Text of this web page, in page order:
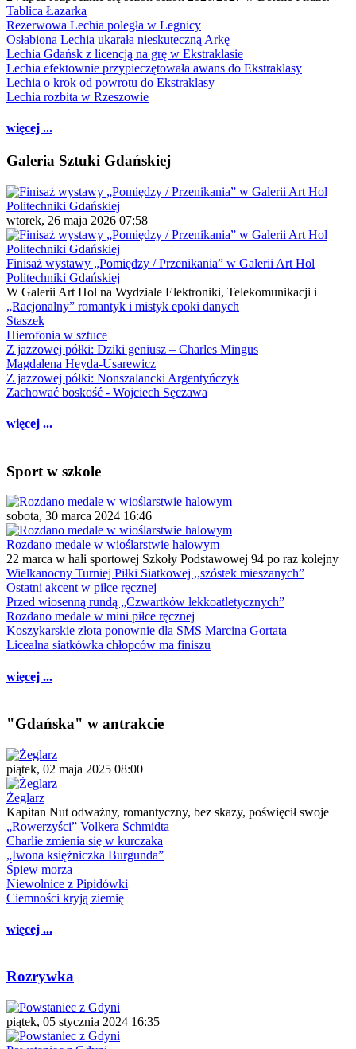
Tablica Łazarka
Rezerwowa Lechia poległa w Legnicy
Osłabiona Lechia ukarała nieskuteczną Arkę
Lechia Gdańsk z licencją na grę w Ekstraklasie
Lechia efektownie przypieczętowała awans do Ekstraklasy
Lechia o krok od powrotu do Ekstraklasy
Lechia rozbita w Rzeszowie
więcej ...
Galeria Sztuki Gdańskiej
wtorek, 26 maja 2026 07:58
Finisaż wystawy „Pomiędzy / Przenikania” w Galerii Art Hol
Politechniki Gdańskiej
W Galerii Art Hol na Wydziale Elektroniki, Telekomunikacji i
„Racjonalny” romantyk i mistyk epoki danych
Staszek
Hierofonia w sztuce
Z jazzowej półki: Dziki geniusz – Charles Mingus
Magdalena Heyda-Usarewicz
Z jazzowej półki: Nonszalancki Argentyńczyk
Zachować boskość - Wojciech Sęczawa
więcej ...
Sport w szkole
sobota, 30 marca 2024 16:46
Rozdano medale w wioślarstwie halowym
22 marca w hali sportowej Szkoły Podstawowej 94 po raz kolejny
Wielkanocny Turniej Piłki Siatkowej ,,szóstek mieszanych”
Ostatni akcent w piłce ręcznej
Przed wiosenną rundą „Czwartków lekkoatletycznych”
Rozdano medale w mini piłce ręcznej
Koszykarskie złota ponownie dla SMS Marcina Gortata
Licealna siatkówka chłopców ma finiszu
więcej ...
"Gdańska" w antrakcie
piątek, 02 maja 2025 08:00
Żeglarz
Kapitan Nut odważny, romantyczny, bez skazy, poświęcił swoje
„Rowerzyści” Volkera Schmidta
Charlie zmienia się w kurczaka
„Iwona księżniczka Burgunda”
Śpiew morza
Niewolnice z Pipidówki
Ciemności kryją ziemię
więcej ...
Rozrywka
piątek, 05 stycznia 2024 16:35